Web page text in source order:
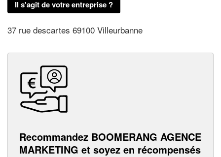
Il s'agit de votre entreprise ?
37 rue descartes 69100 Villeurbanne
Recommandez BOOMERANG AGENCE
MARKETING et soyez en récompensés